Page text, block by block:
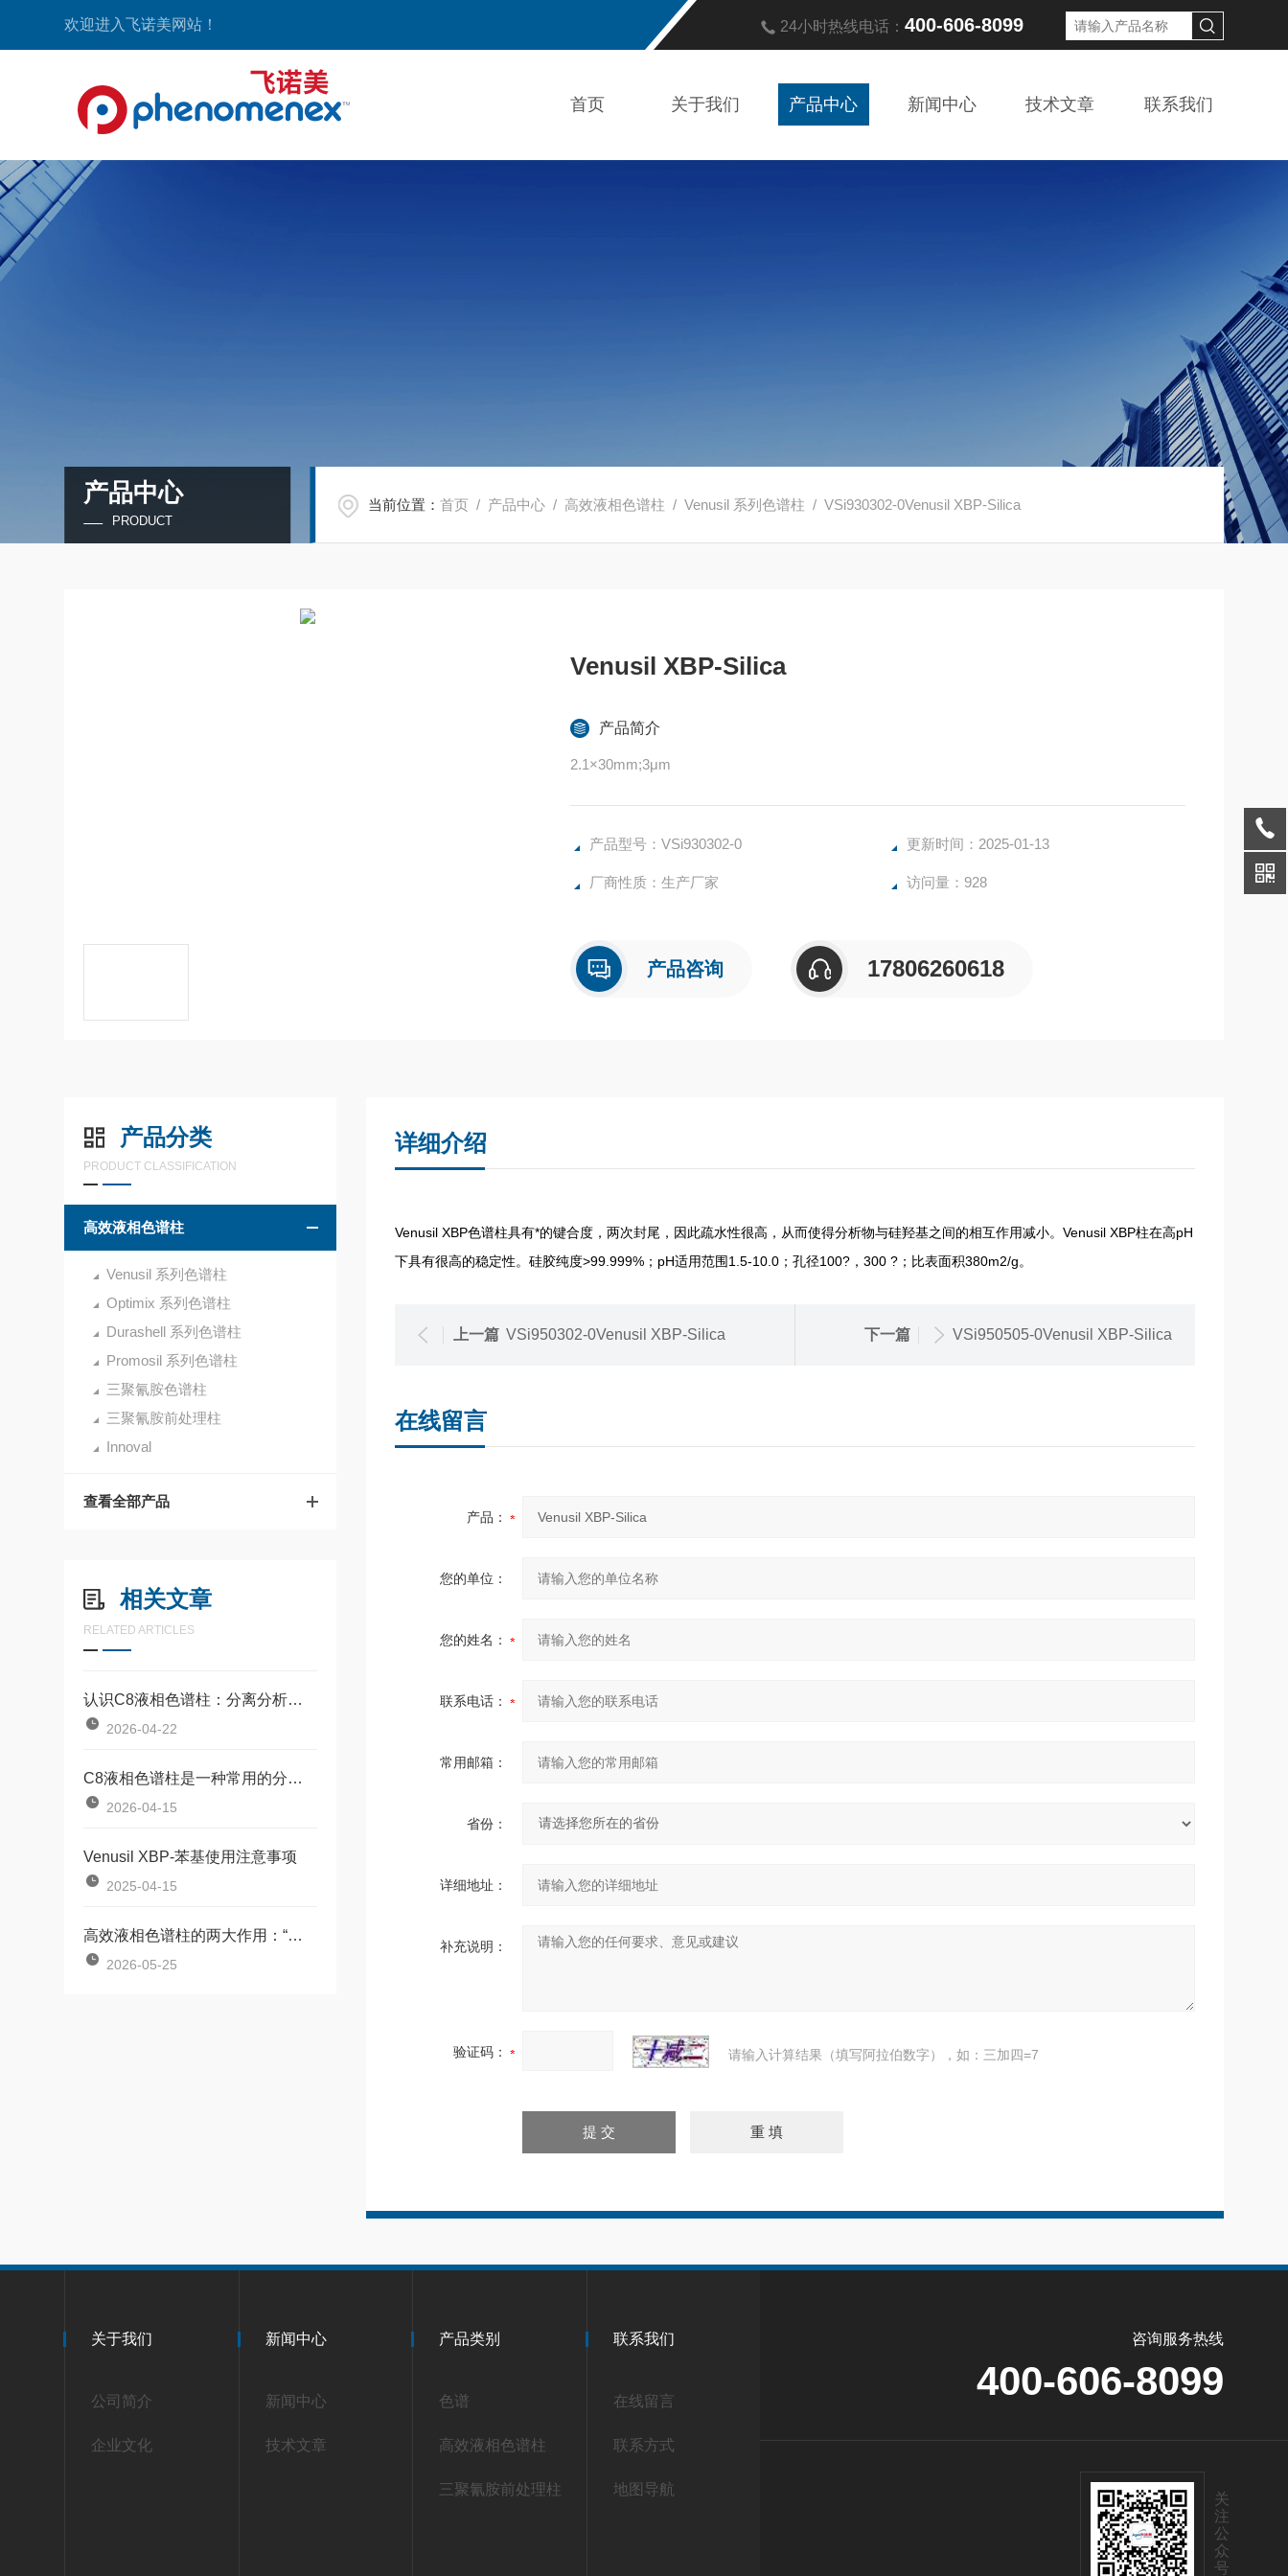
欢迎进入飞诺美网站！ 24小时热线电话： 400-606-8099
首页 关于我们 产品中心 新闻中心 技术文章 联系我们
产品中心
PRODUCT
当前位置：首页 / 产品中心 / 高效液相色谱柱 /Venusil 系列色谱柱 / VSi930302-0Venusil XBP-Silica
Venusil XBP-Silica
产品简介
2.1×30mm;3μm
产品型号：VSi930302-0 更新时间：2025-01-13
厂商性质：生产厂家 访问量：928
产品咨询 17806260618
产品分类
PRODUCT CLASSIFICATION
高效液相色谱柱
Venusil 系列色谱柱
Optimix 系列色谱柱
Durashell 系列色谱柱
Promosil 系列色谱柱
三聚氰胺色谱柱
三聚氰胺前处理柱
Innoval
查看全部产品
相关文章
RELATED ARTICLES
认识C8液相色谱柱：分离分析中的常用工具
2026-04-22
C8液相色谱柱是一种常用的分离分析技术
2026-04-15
Venusil XBP-苯基使用注意事项
2025-04-15
高效液相色谱柱的两大作用：“分离”与“分析”
2026-05-25
详细介绍
Venusil XBP色谱柱具有*的键合度，两次封尾，因此疏水性很高，从而使得分析物与硅羟基之间的相互作用减小。Venusil XBP柱在高pH
下具有很高的稳定性。硅胶纯度>99.999%；pH适用范围1.5-10.0；孔径100?，300 ?；比表面积380m2/g。
上一篇 VSi950302-0Venusil XBP-Silica 下一篇 VSi950505-0Venusil XBP-Silica
在线留言
产品：
您的单位：
您的姓名：
联系电话：
常用邮箱：
省份：
详细地址：
补充说明：
验证码： 请输入计算结果（填写阿拉伯数字），如：三加四=7
关于我们
公司简介
企业文化
新闻中心
新闻中心
技术文章
产品类别
色谱
高效液相色谱柱
三聚氰胺前处理柱
联系我们
在线留言
联系方式
地图导航
咨询服务热线
400-606-8099
关
注
公
众
号